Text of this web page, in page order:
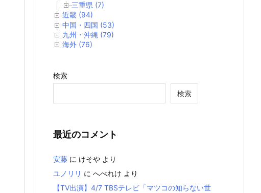
三重県 (7)
近畿 (94)
中国・四国 (53)
九州・沖縄 (79)
海外 (76)
検索
検索
最近のコメント
安藤 に けそや より
ユノリリ に へべれけ より
【TV出演】4/7 TBSテレビ「マツコの知らない世